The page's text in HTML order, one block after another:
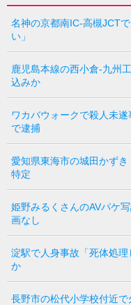
名神の京都南IC-高槻JCT
い」
鹿児島本線の西小倉-九州
込みか
ワカバウォークで殺人未
で逮捕
愛知県東海市の城田かず
特定
姫野みるくさんのAVパケ
画なし
淀駅で人身事故「死体処
か
長野市の松代小学校付近